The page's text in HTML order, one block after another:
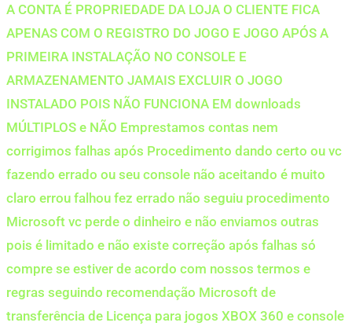
A CONTA É PROPRIEDADE DA LOJA O CLIENTE FICA
APENAS COM O REGISTRO DO JOGO E JOGO APÓS A
PRIMEIRA INSTALAÇÃO NO CONSOLE E
ARMAZENAMENTO JAMAIS EXCLUIR O JOGO
INSTALADO POIS NÃO FUNCIONA EM downloads
MÚLTIPLOS e NÃO Emprestamos contas nem
corrigimos falhas após Procedimento dando certo ou vc
fazendo errado ou seu console não aceitando é muito
claro errou falhou fez errado não seguiu procedimento
Microsoft vc perde o dinheiro e não enviamos outras
pois é limitado e não existe correção após falhas só
compre se estiver de acordo com nossos termos e
regras seguindo recomendação Microsoft de
transferência de Licença para jogos XBOX 360 e console